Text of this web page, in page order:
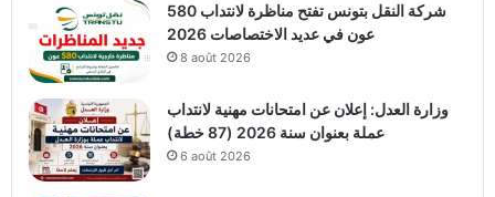
شركة النقل بتونس تفتح مناظرة لانتداب 580
عون في عديد الاختصاصات 2026
8 août 2026
وزارة العدل: إعلان عن امتحانات مهنية لانتداب
عملة بعنوان سنة 2026 (87 خطة)
6 août 2026